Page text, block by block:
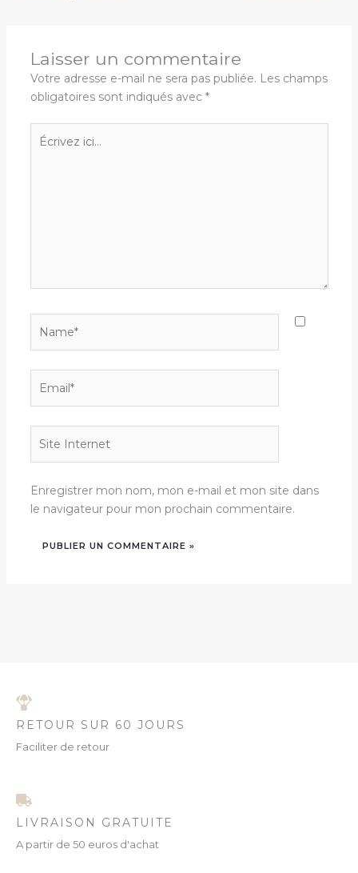
Laisser un commentaire
Votre adresse e-mail ne sera pas publiée. Les champs
obligatoires sont indiqués avec *
Écrivez
ici…
Internet
Enregistrer mon nom, mon e-mail et mon site dans
le navigateur pour mon prochain commentaire.
RETOUR SUR 60 JOURS
Faciliter de retour
LIVRAISON GRATUITE
A partir de 50 euros d'achat